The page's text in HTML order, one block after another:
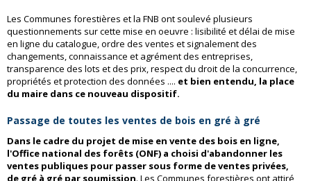
Les Communes forestières et la FNB ont soulevé plusieurs
questionnements sur cette mise en oeuvre : lisibilité et délai de mise
en ligne du catalogue, ordre des ventes et signalement des
changements, connaissance et agrément des entreprises,
transparence des lots et des prix, respect du droit de la concurrence,
propriétés et protection des données .... et bien entendu, la place
du maire dans ce nouveau dispositif.
Passage de toutes les ventes de bois en gré à gré
Dans le cadre du projet de mise en vente des bois en ligne,
l'Office national des forêts (ONF) a choisi d'abandonner les
ventes publiques pour passer sous forme de ventes privées,